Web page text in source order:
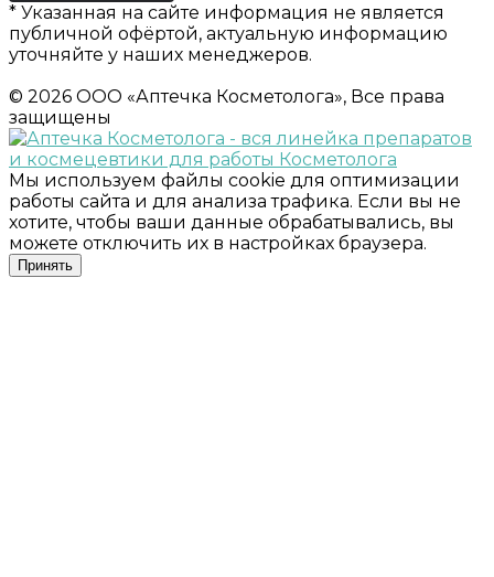
* Указанная на сайте информация не является
публичной офёртой, актуальную информацию
уточняйте у наших менеджеров.
© 2026 ООО «Аптечка Косметолога», Все права
защищены
Мы используем файлы cookie для оптимизации
работы сайта и для анализа трафика. Если вы не
хотите, чтобы ваши данные обрабатывались, вы
можете отключить их в настройках браузера.
Принять